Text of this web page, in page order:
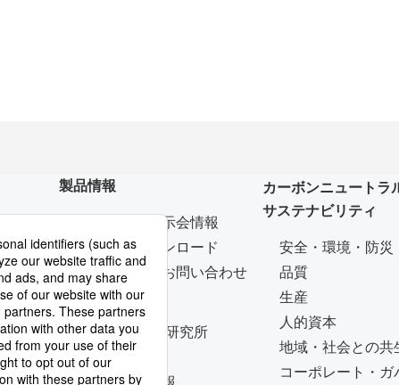
ーメー
ンス
製品情報
ニュース・展示会情報
カタログダウンロード
製品に関するお問い合わせ
技術開発
技術開発本部/研究所
受賞実績
技術論文・技報
カーボンニュートラ
サステナビリティ
安全・環境・防災
品質
生産
人的資本
地域・社会との共
コーポレート・ガ